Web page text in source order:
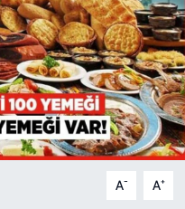
A- A+